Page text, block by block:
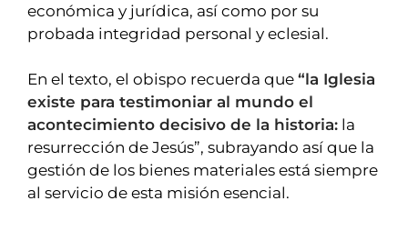
económica y jurídica, así como por su
probada integridad personal y eclesial.
En el texto, el obispo recuerda que “la Iglesia
existe para testimoniar al mundo el
acontecimiento decisivo de la historia: la
resurrección de Jesús”, subrayando así que la
gestión de los bienes materiales está siempre
al servicio de esta misión esencial.